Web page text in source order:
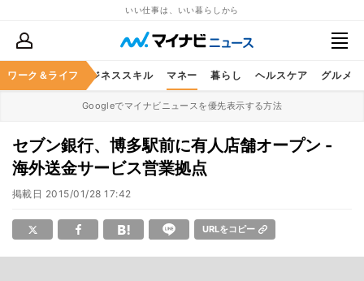
いい仕事は、いい暮らしから
ワーク＆ライフ
キャリア ビジネススキル マネー 暮らし ヘルスケア グルメ
Googleでマイナビニュースを優先表示する方法
セブン銀行、博多駅前に有人店舗オープン -
海外送金サービス営業拠点
掲載日 2015/01/28 17:42
URLをコピー